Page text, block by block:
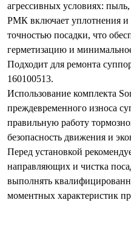
агрессивных условиях:
РМК включает уплотнения и
точностью посадки, что
герметизацию и
Подходит для ремонта
160100513.
Использование комплекта
преждевременного износа
правильную работу
безопасность движения и
Перед установкой
направляющих и чистка
выполнять
моментных характеристик